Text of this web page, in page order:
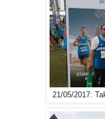
21/05/2017: